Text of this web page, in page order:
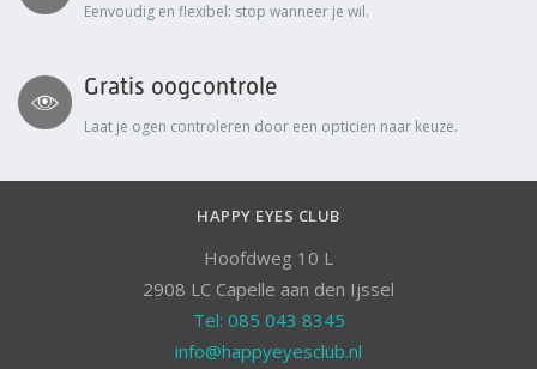
Eenvoudig en flexibel: stop wanneer je wil.
Gratis oogcontrole
Laat je ogen controleren door een opticien naar keuze.
HAPPY EYES CLUB
Hoofdweg 10 L
2908 LC Capelle aan den Ijssel
Tel: 085 043 8345
info@happyeyesclub.nl